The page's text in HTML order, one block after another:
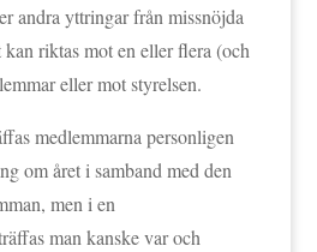
andra yttringar från missnöjda
riktas mot en eller flera (och
eller mot styrelsen.
medlemmarna personligen
om året i samband med den
men i en
man kanske var och